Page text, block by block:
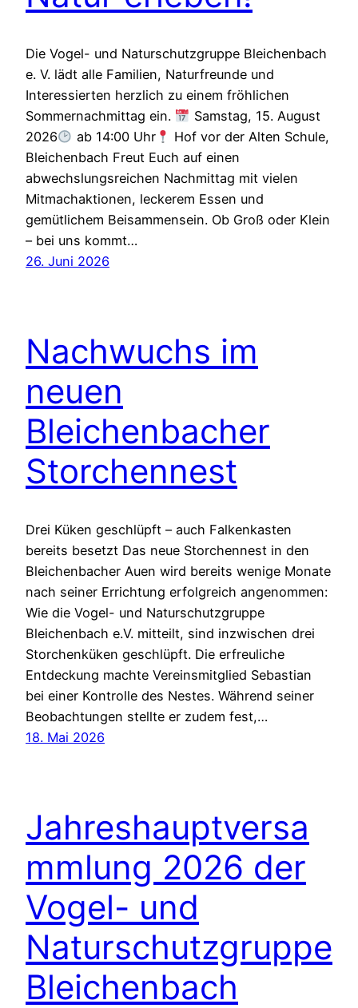
Die Vogel- und Naturschutzgruppe Bleichenbach
e. V. lädt alle Familien, Naturfreunde und
Interessierten herzlich zu einem fröhlichen
Sommernachmittag ein.
Samstag, 15. August
2026
ab 14:00 Uhr
Hof vor der Alten Schule,
Bleichenbach Freut Euch auf einen
abwechslungsreichen Nachmittag mit vielen
Mitmachaktionen, leckerem Essen und
gemütlichem Beisammensein. Ob Groß oder Klein
– bei uns kommt…
26. Juni 2026
Nachwuchs im
neuen
Bleichenbacher
Storchennest
Drei Küken geschlüpft – auch Falkenkasten
bereits besetzt Das neue Storchennest in den
Bleichenbacher Auen wird bereits wenige Monate
nach seiner Errichtung erfolgreich angenommen:
Wie die Vogel- und Naturschutzgruppe
Bleichenbach e.V. mitteilt, sind inzwischen drei
Storchenküken geschlüpft. Die erfreuliche
Entdeckung machte Vereinsmitglied Sebastian
bei einer Kontrolle des Nestes. Während seiner
Beobachtungen stellte er zudem fest,…
18. Mai 2026
Jahreshauptversa
mmlung 2026 der
Vogel- und
Naturschutzgruppe
Bleichenbach